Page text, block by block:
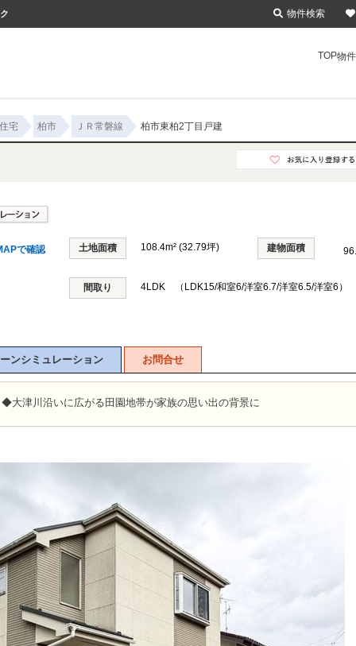
TOP物
宅 柏市 ＪＲ常磐線 柏市東柏2丁目戸建
で確認 土地面積 108.4m² (32.79坪) 建物面積
間取り 4LDK （LDK15/和室6/洋室6.7/洋室6.5/洋室6）
ンシミュレーション お問合せ
大津川沿いに広がる田園地帯が家族の思い出の背景に
物件検索